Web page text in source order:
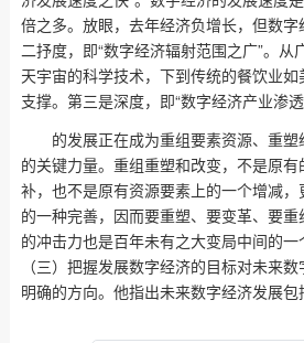
倍之多。放眼，去年经济负增长，但数
二抒度，即“数字经济辐射范围之广”。
天宇宙的科学技术，下到传统的餐饮业
支撑。第三是深度，即“数字经济产业渗
的发展正在成为重组要素资源、重塑
的关键力量。重组重塑和改变，不是原
补，也不是原有资源要素上的一个增减
的一种完善，因而要重塑、要变革、要
的冲击力也是百年未有之大变局中间的一
（三）把握发展数字经济的目标对未来
明确的方向。他指出未来数字经济发展包